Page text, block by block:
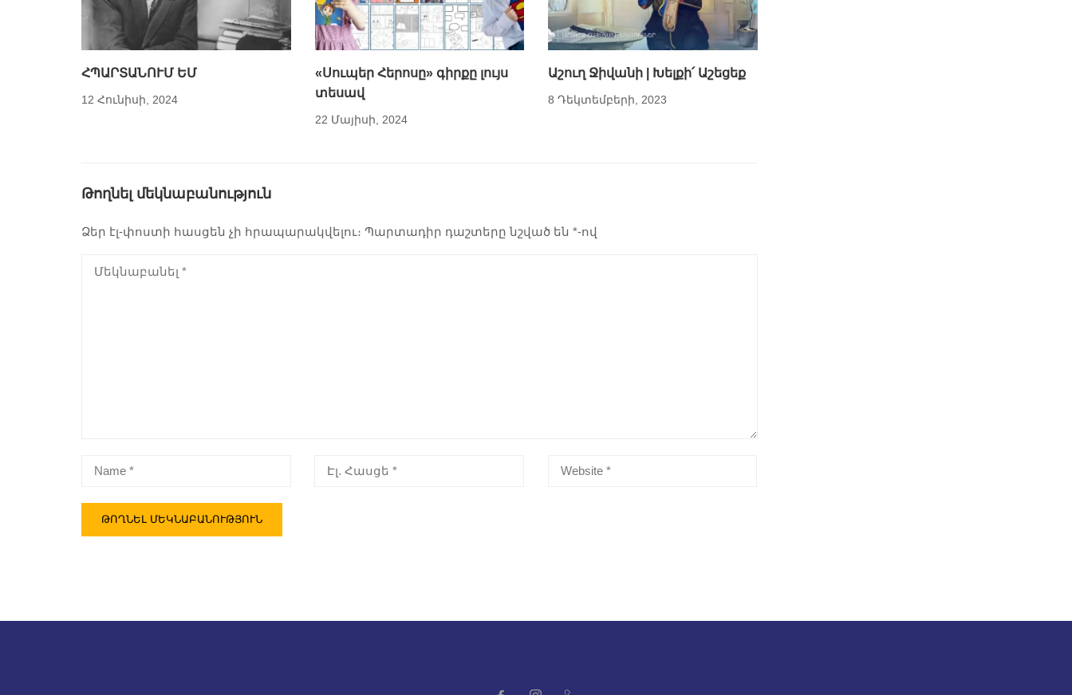
ՀՊԱՐՏԱՆՈՒՄ ԵՄ
12 Հունիսի, 2024
«Սուպեր Հերոսը» գիրքը լույս
տեսավ
22 Մայիսի, 2024
Աշուղ Ջիվանի | Խելքի՛ Աշեցեք
8 Դեկտեմբերի, 2023
Թողնել մեկնաբանություն
Ձեր էլ-փոստի հասցեն չի հրապարակվելու։ Պարտադիր դաշտերը նշված են *-ով